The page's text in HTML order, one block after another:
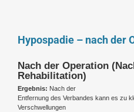
Hypospadie – nach der
Nach der Operation
Rehabilitation)
Ergebnis: Nach der
Entfernung des Verbandes kann es zu
Verschwellungen